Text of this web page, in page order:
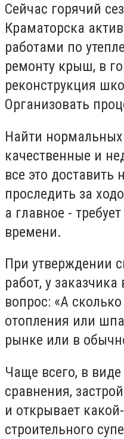
Сейчас горячий
Краматорска
работами по
ремонту крыш, в
реконструкция
Организовать
Найти нормальных
качественные и
все это доставить
проследить за
а главное -
времени.
При утверждении
работ, у
вопрос: «А
отопления или
рынке или в
Чаще всего, в
сравнения,
и открывает
строительного